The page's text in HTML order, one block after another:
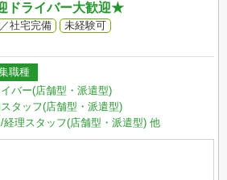
ドライバー大歓迎★
社宅完備
未経験可
職種
イバー(店舗型・派遣型)
タッフ(店舗型・派遣型)
経理スタッフ(店舗型・派遣型) 他